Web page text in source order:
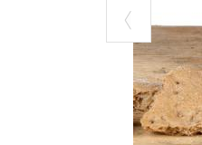
insaccati e non
lombarda
osterie dove
sale e pepe